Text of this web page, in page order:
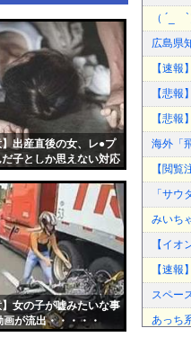
出産直後の女、レ●プ
子としか思えない対応
】女の子が嘘みたいな事
画が流出・・・・・
（ ´_
広島県
【速
【悲
【悲
海外「
【閲
「サ
みいち
【イ
【速報
スペー
あっち